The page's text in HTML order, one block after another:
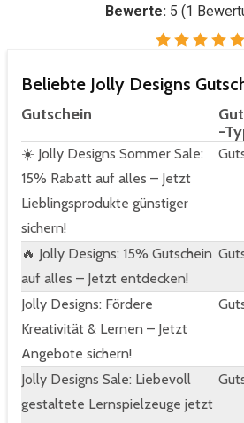
Bewerte: 5 (1
Beliebte Jolly Designs
Gutschein
-
☀️ Jolly Designs Sommer Sale:
15% Rabatt auf alles – Jetzt
Lieblingsprodukte günstiger
sichern!
🔥 Jolly Designs: 15% Gutschein
auf alles – Jetzt entdecken!
Jolly Designs: Fördere
Kreativität & Lernen – Jetzt
Angebote sichern!
Jolly Designs Sale: Liebevoll
gestaltete Lernspielzeuge jetzt